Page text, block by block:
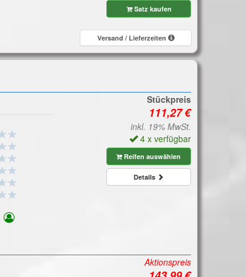
Satz kaufen
Versand / Lieferzeiten
Stückpreis
inkl. 19% MwSt.
4 x verfügbar
Reifen auswählen
Details
Aktionspreis